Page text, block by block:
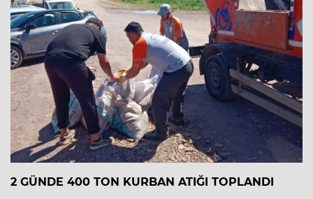
2 GÜNDE 400 TON KURBAN ATIĞI TOPLANDI